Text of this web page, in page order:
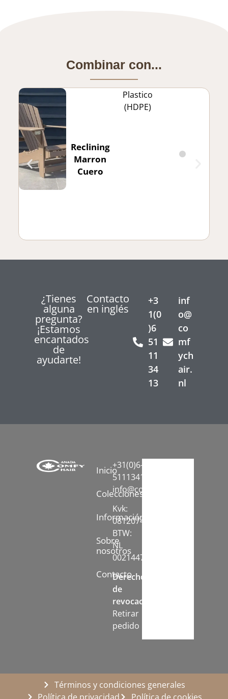
Combinar con...
Reclining
Marron
Cuero
Plastico
(HDPE)
¿Tienes
alguna
pregunta?
¡Estamos
encantados
de
ayudarte!
Contacto
en inglés
+3
1(0
)6
51
11
34
13
inf
o@
co
mf
ych
air.
nl
Inicio
Colecciones
Información
Sobre
nosotros
Contacto
+31(0)6-
51113413
info@comfychair.nl
Kvk:
08120742
BTW:
NL
002144778B71
Derecho
de
revocación:
Retirar
pedido
Términos y condiciones generales